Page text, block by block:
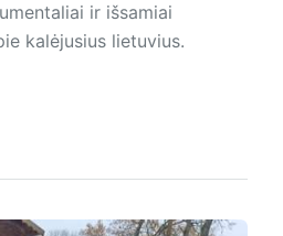
ir išsamiai
kalėjusius lietuvius.